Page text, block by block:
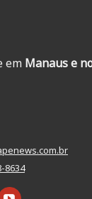
em Manaus e
8634